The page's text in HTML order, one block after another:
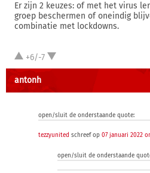
Er zijn 2 keuzes: of met het virus
groep beschermen of oneindig
combinatie met lockdowns.
+6/-7
antonh
open/sluit de onderstaande quote:
tezzyunited schreef op 07 januari 2022
open/sluit de onderstaande